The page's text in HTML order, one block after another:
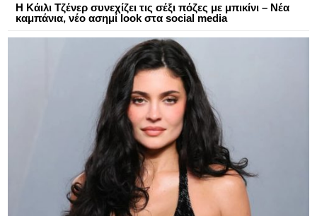
Η Κάιλι Τζένερ συνεχίζει τις σέξι πόζες με μπικίνι – Νέα
καμπάνια, νέο ασημί look στα social media